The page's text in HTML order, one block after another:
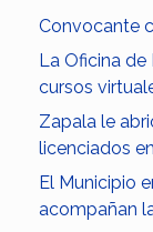
Convocante
La Oficina
cursos
Zapala le
licenciados
El Municipio
acompañan